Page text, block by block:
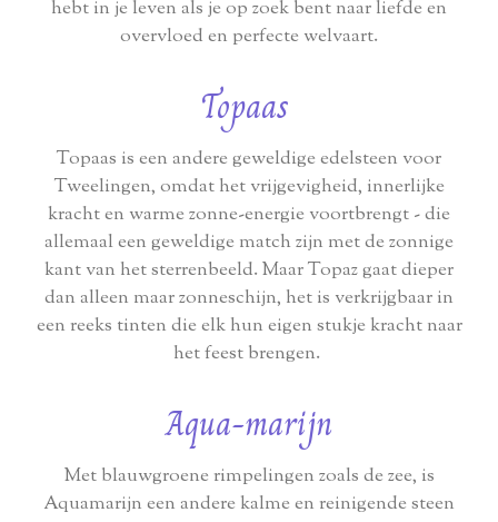
hebt in je leven als je op zoek bent naar liefde en
overvloed en perfecte welvaart.
Topaas
Topaas is een andere geweldige edelsteen voor
Tweelingen, omdat het vrijgevigheid, innerlijke
kracht en warme zonne-energie voortbrengt - die
allemaal een geweldige match zijn met de zonnige
kant van het sterrenbeeld. Maar Topaz gaat dieper
dan alleen maar zonneschijn, het is verkrijgbaar in
een reeks tinten die elk hun eigen stukje kracht naar
het feest brengen.
Aqua-marijn
Met blauwgroene rimpelingen zoals de zee, is
Aquamarijn een andere kalme en reinigende steen